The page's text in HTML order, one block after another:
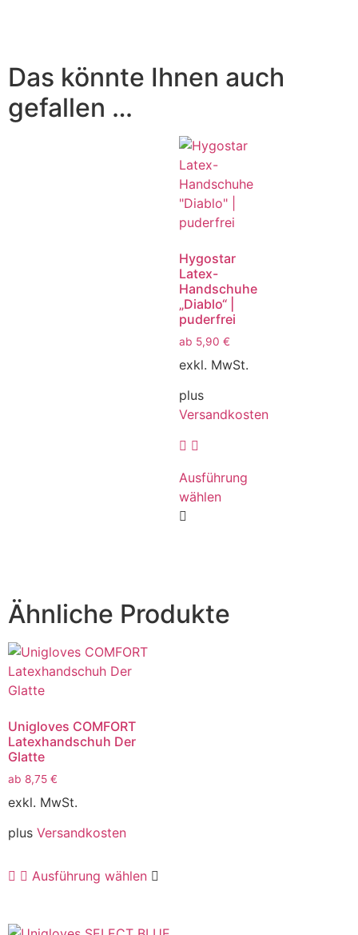
Das könnte Ihnen auch
gefallen …
Hygostar
Latex-
Handschuhe
„Diablo“ |
puderfrei
ab 5,90 €
exkl. MwSt.
plus
Versandkosten
Ausführung
wählen
Ähnliche Produkte
Unigloves COMFORT
Latexhandschuh Der
Glatte
ab 8,75 €
exkl. MwSt.
plus Versandkosten
Ausführung wählen